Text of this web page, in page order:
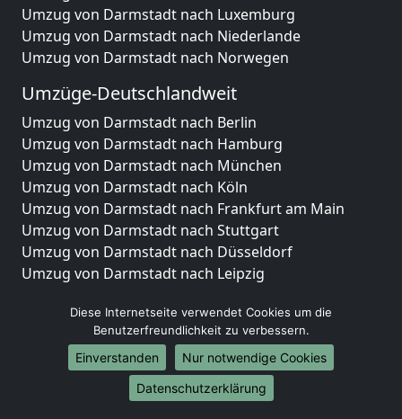
Umzug von Darmstadt nach Luxemburg
Umzug von Darmstadt nach Niederlande
Umzug von Darmstadt nach Norwegen
Umzüge-Deutschlandweit
Umzug von Darmstadt nach Berlin
Umzug von Darmstadt nach Hamburg
Umzug von Darmstadt nach München
Umzug von Darmstadt nach Köln
Umzug von Darmstadt nach Frankfurt am Main
Umzug von Darmstadt nach Stuttgart
Umzug von Darmstadt nach Düsseldorf
Umzug von Darmstadt nach Leipzig
Umzug von Darmstadt nach Essen
Umzug von Darmstadt nach Bremen
Umzug von Darmstadt nach Dresden
Umzug von Darmstadt nach Hannover
Umzug von Darmstadt nach Nürnberg
Diese Internetseite verwendet Cookies um die
Benutzerfreundlichkeit zu verbessern.
Einverstanden
Nur notwendige Cookies
Datenschutzerklärung